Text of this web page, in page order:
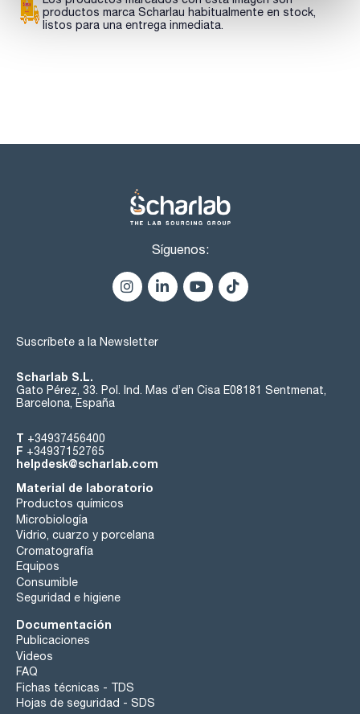
productos marca Scharlau habitualmente en stock,
listos para una entrega inmediata.
Síguenos:
Suscríbete a la Newsletter
Scharlab S.L.
Gato Pérez, 33. Pol. Ind. Mas d’en Cisa E08181 Sentmenat,
Barcelona, España
T +34937456400
F +34937152765
helpdesk@scharlab.com
Material de laboratorio
Productos químicos
Microbiología
Vidrio, cuarzo y porcelana
Cromatografía
Equipos
Consumible
Seguridad e higiene
Documentación
Publicaciones
Videos
FAQ
Fichas técnicas - TDS
Hojas de seguridad - SDS